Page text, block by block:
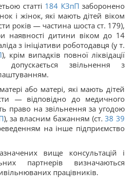
статті 184 КЗпП заборонено
і жінок, які мають дітей віком
років — частина шоста ст. 179),
наявності дитини віком до 14
з ініціативи роботодавця (у т.
), крім випадків повної ліквідації
допускається звільнення з
або матері, які мають дітей
— відповідно до медичного
право на звільнення за угодою
), за власним бажанням (ст. 38 39
на інше підприємство
вище консультацій і
партнерів визначаються
працівників.